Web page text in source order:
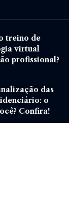
treino de
virtual
profissional?
das
o
Confira!